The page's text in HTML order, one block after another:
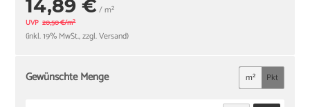
14,89 €/ m²
UVP 20,50 €/m²
(inkl. 19% MwSt., zzgl. Versand)
Gewünschte Menge m² Pkt